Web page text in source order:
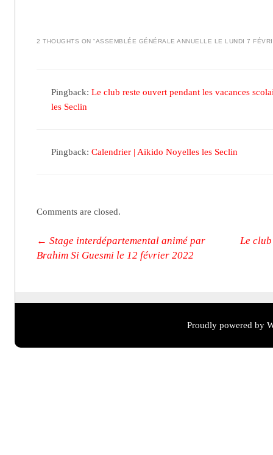
2 THOUGHTS ON “ASSEMBLÉE GÉNÉRALE ANNUELLE LE LUNDI 7
Pingback:Le club reste ouvert pendant les vacances
les Seclin
Pingback:Calendrier | Aikido Noyelles les Seclin
Comments are closed.
Post navigation
← Stage interdépartemental animé par
Brahim Si Guesmi le 12 février 2022
Le
Proudly powered by